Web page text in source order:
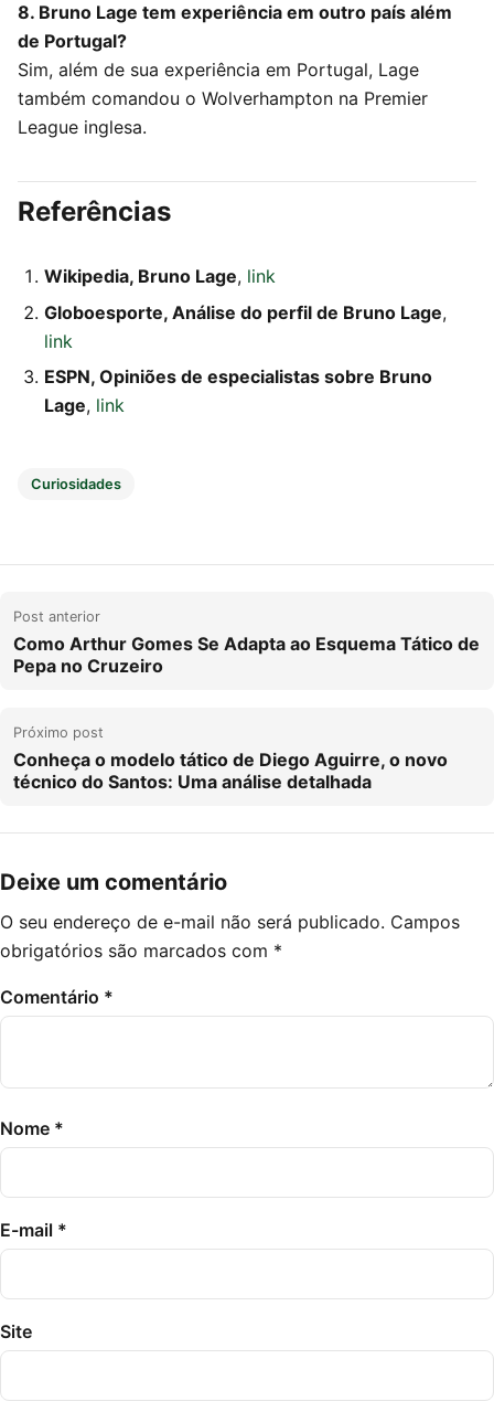
8. Bruno Lage tem experiência em outro país além
de Portugal?
Sim, além de sua experiência em Portugal, Lage
também comandou o Wolverhampton na Premier
League inglesa.
Referências
Wikipedia, Bruno Lage, link
Globoesporte, Análise do perfil de Bruno Lage,
link
ESPN, Opiniões de especialistas sobre Bruno
Lage, link
Curiosidades
Post anterior
Como Arthur Gomes Se Adapta ao Esquema Tático de
Pepa no Cruzeiro
Próximo post
Conheça o modelo tático de Diego Aguirre, o novo
técnico do Santos: Uma análise detalhada
Deixe um comentário
O seu endereço de e-mail não será publicado. Campos
obrigatórios são marcados com *
Comentário *
Nome *
E-mail *
Site